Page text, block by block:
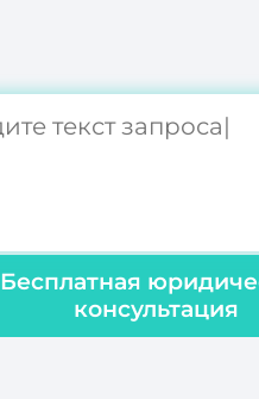
Бесплатная
консультация